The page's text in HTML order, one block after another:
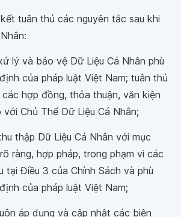
tuân thủ các nguyên tắc sau khi
lý và bảo vệ Dữ Liệu Cá Nhân phù
của pháp luật Việt Nam; tuân thủ
hợp đồng, thỏa thuận, văn kiện
Chủ Thể Dữ Liệu Cá Nhân;
thập Dữ Liệu Cá Nhân với mục
ràng, hợp pháp, trong phạm vi các
tại Điều 3 của Chính Sách và phù
của pháp luật Việt Nam;
áp dụng và cập nhật các biện